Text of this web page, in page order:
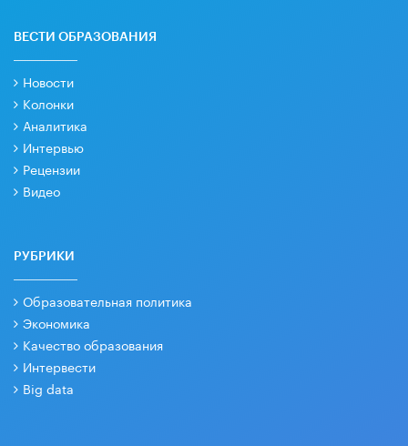
ВЕСТИ ОБРАЗОВАНИЯ
Новости
Колонки
Аналитика
Интервью
Рецензии
Видео
РУБРИКИ
Образовательная политика
Экономика
Качество образования
Интервести
Big data